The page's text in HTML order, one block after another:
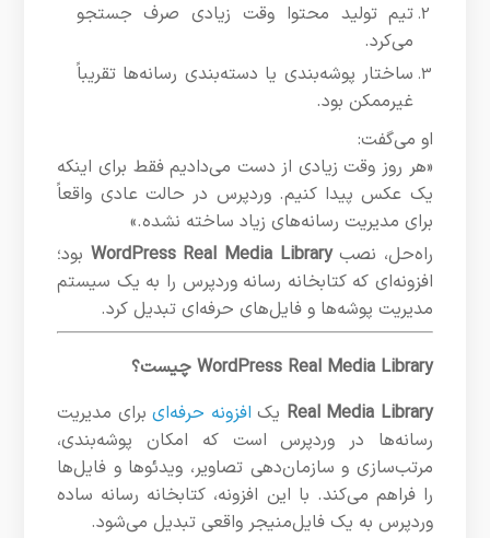
تیم تولید محتوا وقت زیادی صرف جستجو
می‌کرد.
ساختار پوشه‌بندی یا دسته‌بندی رسانه‌ها تقریباً
غیرممکن بود.
او می‌گفت:
«هر روز وقت زیادی از دست می‌دادیم فقط برای اینکه
یک عکس پیدا کنیم. وردپرس در حالت عادی واقعاً
برای مدیریت رسانه‌های زیاد ساخته نشده.»
راه‌حل، نصبWordPress Real Media Library بود؛
افزونه‌ای که کتابخانه رسانه وردپرس را به یک سیستم
مدیریت پوشه‌ها و فایل‌های حرفه‌ای تبدیل کرد.
WordPress Real Media Library چیست؟
Real Media Library یک افزونه حرفه‌ایبرای مدیریت
رسانه‌ها در وردپرس است که امکان پوشه‌بندی،
مرتب‌سازی و سازمان‌دهی تصاویر، ویدئوها و فایل‌ها
را فراهم می‌کند. با این افزونه، کتابخانه رسانه ساده
وردپرس به یک فایل‌منیجر واقعی تبدیل می‌شود.